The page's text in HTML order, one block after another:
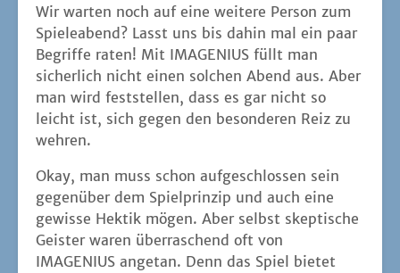
Wir war­ten noch auf eine wei­te­re Per­son zum
Spie­le­abend? Lasst uns bis dahin mal ein paar
Begrif­fe raten! Mit IMAGENIUS füllt man
sicher­lich nicht einen sol­chen Abend aus. Aber
man wird fest­stel­len, dass es gar nicht so
leicht ist, sich gegen den beson­de­ren Reiz zu
wehren.
Okay, man muss schon auf­ge­schlos­sen sein
gegen­über dem Spiel­prin­zip und auch eine
gewis­se Hek­tik mögen. Aber selbst skep­ti­sche
Geis­ter waren über­ra­schend oft von
IMAGENIUS ange­tan. Denn das Spiel bie­tet